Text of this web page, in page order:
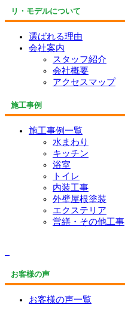
リ・モデルについて
選ばれる理由
会社案内
スタッフ紹介
会社概要
アクセスマップ
施工事例
施工事例一覧
水まわり
キッチン
浴室
トイレ
内装工事
外壁屋根塗装
エクステリア
営繕・その他工事
お客様の声
お客様の声一覧